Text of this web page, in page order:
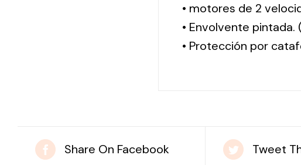
• motores de 2
• Envolvente pintada.
• Protección por
Share On Facebook Tweet